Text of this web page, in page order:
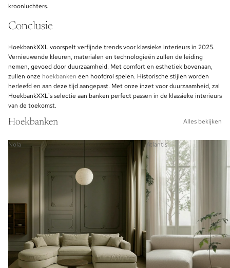
Conclusie
HoekbankXXL voorspelt verfijnde trends voor klassieke interieurs in 2025.
Vernieuwende kleuren, materialen en technologieën zullen de leiding
nemen, gevoed door duurzaamheid. Met comfort en esthetiek bovenaan,
zullen onze hoekbanken een hoofdrol spelen. Historische stijlen worden
herleefd en aan deze tijd aangepast. Met onze inzet voor duurzaamheid, zal
HoekbankXXL's selectie aan banken perfect passen in de klassieke interieurs
van de toekomst.
Hoekbanken Alles bekijken
Nola Atlantis